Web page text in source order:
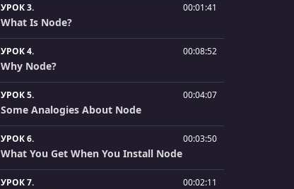
УРОК 3. 00:01:41
What Is Node?
УРОК 4. 00:08:52
Why Node?
УРОК 5. 00:04:07
Some Analogies About Node
УРОК 6. 00:03:50
What You Get When You Install Node
УРОК 7. 00:02:11